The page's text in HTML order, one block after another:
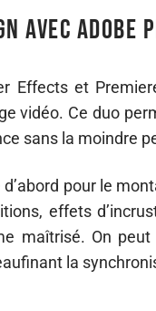
avec Adobe
Effects et
vidéo. Ce duo
sans la moindre
pour le
effets
maîtrisé. On
la